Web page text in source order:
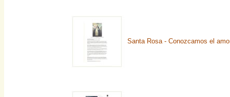
Santa Rosa - Conozcamos el